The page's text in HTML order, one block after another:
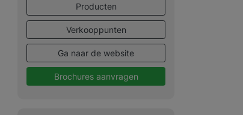
Producten
Verkooppunten
Ga naar de website
Brochures aanvragen